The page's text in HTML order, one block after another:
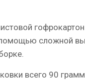
помощью сложной
всего 90